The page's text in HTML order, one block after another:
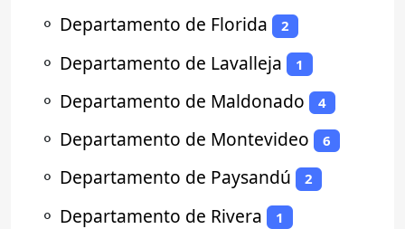
⚬ Departamento de Florida 2
⚬ Departamento de Lavalleja 1
⚬ Departamento de Maldonado 4
⚬ Departamento de Montevideo 6
⚬ Departamento de Paysandú 2
⚬ Departamento de Rivera 1